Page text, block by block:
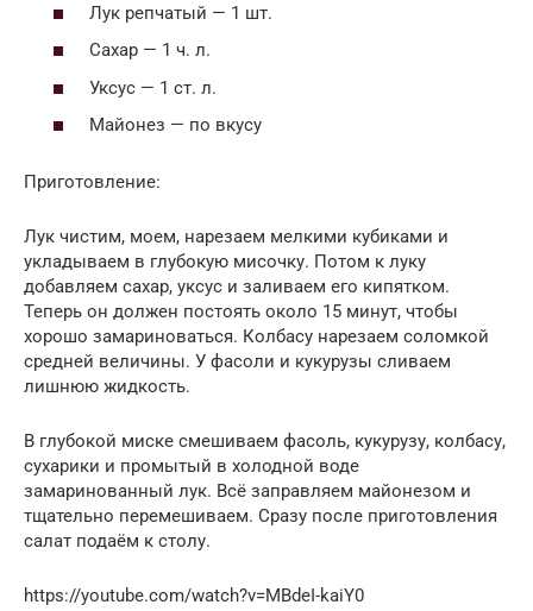
Лук репчатый — 1 шт.
Сахар — 1 ч. л.
Уксус — 1 ст. л.
Майонез — по вкусу
Приготовление:
Лук чистим, моем, нарезаем мелкими кубиками и
укладываем в глубокую мисочку. Потом к луку
добавляем сахар, уксус и заливаем его кипятком.
Теперь он должен постоять около 15 минут, чтобы
хорошо замариноваться. Колбасу нарезаем соломкой
средней величины. У фасоли и кукурузы сливаем
лишнюю жидкость.
В глубокой миске смешиваем фасоль, кукурузу, колбасу,
сухарики и промытый в холодной воде
замаринованный лук. Всё заправляем майонезом и
тщательно перемешиваем. Сразу после приготовления
салат подаём к столу.
https://youtube.com/watch?v=MBdeI-kaiY0